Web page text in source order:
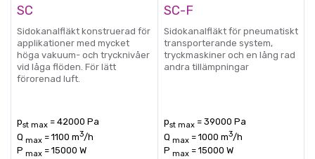
SC
Sidokanalfläkt konstruerad för
applikationer med mycket
höga vakuum- och trycknivåer
vid låga flöden. För lätt
förorenad luft.
pst max = 42000 Pa
Q max = 1100 m3/h
P max = 15000 W
SC-F
Sidokanalfläkt för pneumatiskt
transporterande system,
tryckmaskiner och en lång rad
andra tillämpningar
pst max= 39000 Pa
Q max= 1000 m3/h
P max= 15000 W